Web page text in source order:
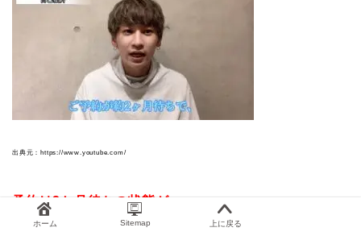
出典元：https://www.youtube.com/
予約は2か月待ちの状態が
ホーム Sitemap 上に戻る